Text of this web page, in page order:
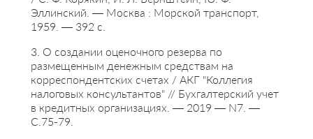
Эллинский. — Москва : Морской транспорт,
1959. — 392 с.
3. О создании оценочного резерва по
размещенным денежным средствам на
корреспондентских счетах / АКГ "Коллегия
налоговых консультантов" // Бухгалтерский учет
в кредитных организациях. — 2019 — N7. —
С.75-79.